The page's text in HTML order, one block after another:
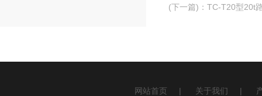
(下一篇) ： TC-T20型20t
网站首页 | 关于我们 |